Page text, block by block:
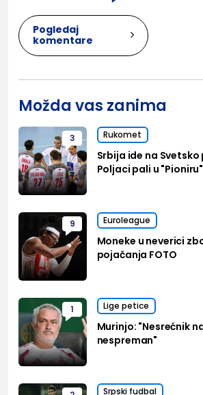
Pogledaj
komentare
Možda vas zanima
3 Rukomet
Srbija ide na
Poljaci pali u "Pioniru"
9 Euroleague
Moneke u neverici
pojačanja FOTO
1 Lige petice
Murinjo: "Nesrećnik
nespreman"
Srpski fudbal